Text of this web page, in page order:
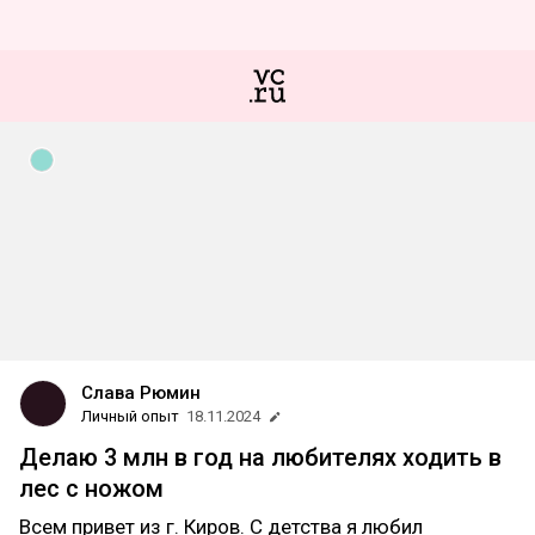
Слава Рюмин
Личный опыт 18.11.2024
Делаю 3 млн в год на любителях ходить в
лес с ножом
Всем привет из г. Киров. С детства я любил